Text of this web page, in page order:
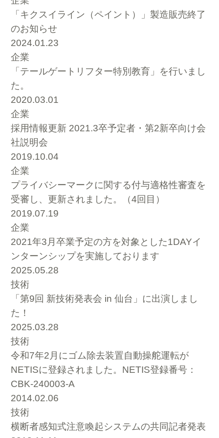
「キクスイライン（ペイント）」製造販売終了
のお知らせ
2024.01.23
企業
「テールゲートリフター特別教育」を行いまし
た。
2020.03.01
企業
採用情報更新 2021.3卒予定者・第2新卒向け会
社説明会
2019.10.04
企業
プライバシーマークに関する付与適格性審査を
受審し、更新されました。（4回目）
2019.07.19
企業
2021年3月卒業予定の方を対象とした1DAYイ
ンターンシップを実施しております
2025.05.28
技術
「第9回 新技術発表会 in 仙台」に出演しまし
た！
2025.03.28
技術
令和7年2月にゴム除去装置自動操舵運転が
NETISに登録されました。NETIS登録番号：
CBK-240003-A
2014.02.06
技術
横断者感知式注意喚起システムの共同記者発表